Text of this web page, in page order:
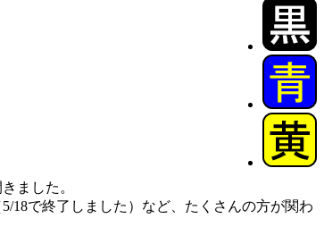
ました。
18で終了しました）など、たくさんの方が関わ